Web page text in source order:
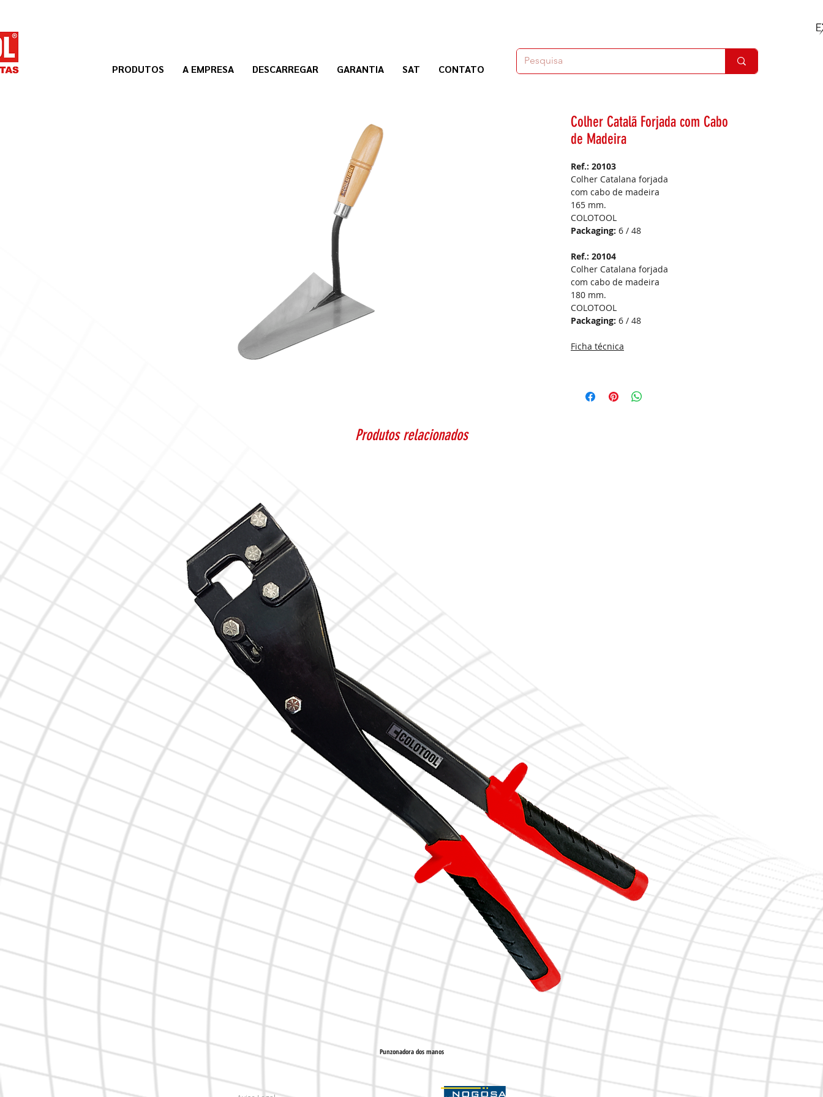
Nogosa Soluciones Constructivas
PRODUTOS A EMPRESA DESCARREGAR GARANTIA SAT CONTATO
Colher Catalã Forjada com Cabo
de Madeira
Ref.: 20103
Colher Catalana forjada
com cabo de madeira
165 mm.
COLOTOOL
Packaging: 6 / 48
Ref.: 20104
Colher Catalana forjada
com cabo de madeira
180 mm.
COLOTOOL
Packaging: 6 / 48
Ficha técnica
Produtos relacionados
Punzonadora dos manos